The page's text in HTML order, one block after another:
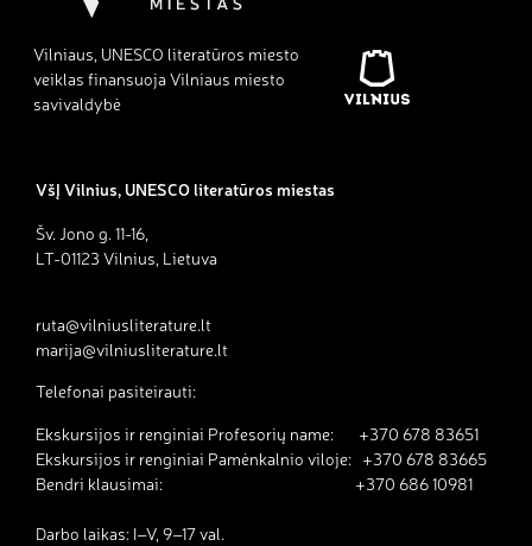
Vilniaus, UNESCO literatūros miesto
veiklas finansuoja Vilniaus miesto
savivaldybė
VšĮ Vilnius, UNESCO literatūros miestas
Šv. Jono g. 11-16,
LT-01123 Vilnius, Lietuva
ruta@vilniusliterature.lt
marija@vilniusliterature.lt
Telefonai pasiteirauti:
Ekskursijos ir renginiai Profesorių name: +370 678 83651
Ekskursijos ir renginiai Pamėnkalnio viloje: +370 678 83665
Bendri klausimai: +370 686 10981
Darbo laikas: I–V, 9–17 val.